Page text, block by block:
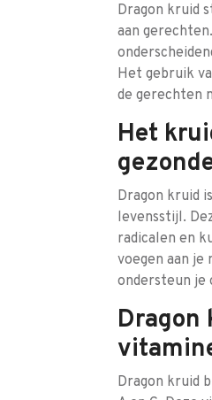
Dragon kruid
aan
Het gebruik
de gerechten
Het
Dragon kruid
levensstijl.
radicalen en
voegen aan
ondersteun je
Dragon
Dragon kruid